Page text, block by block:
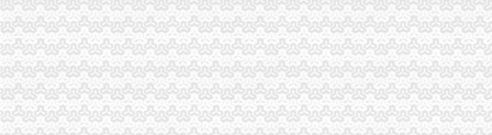
【无纸化报关-上海机场专业进口公司】价格_厂家_图片-Hc360慧聪网
宜昌无纸化报关
【供应荆州无纸化报关】价格,厂家,商检报关代理-搜了网
宜昌无纸化报关_志趣网
无纸化报关操作流程【货代同行转了】
无纸化报关|买单无纸化报关|东莞出口报关代理|出口买单通关_